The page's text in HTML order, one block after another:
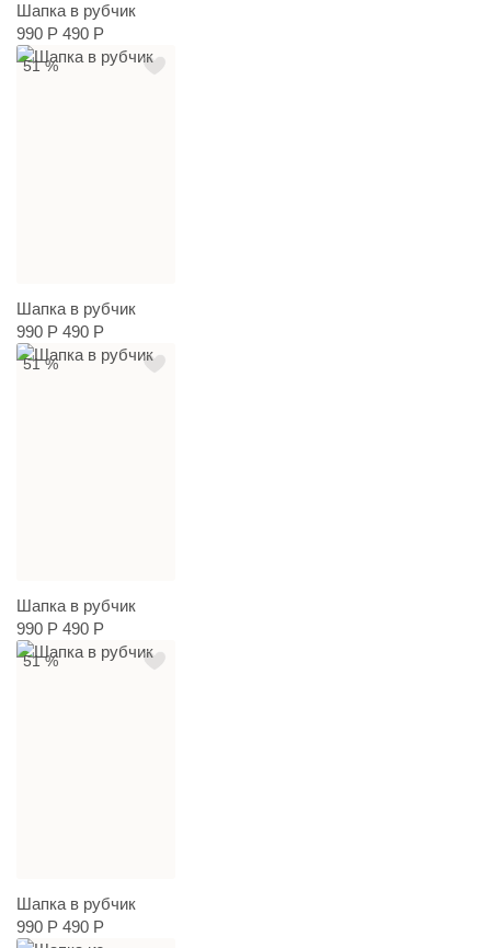
Шапка в рубчик
990 Р 490 Р
51 %
Шапка в рубчик
990 Р 490 Р
51 %
Шапка в рубчик
990 Р 490 Р
51 %
Шапка в рубчик
990 Р 490 Р